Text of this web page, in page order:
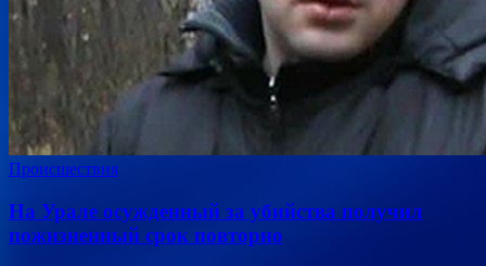
Происшествия
На Урале осужденный за убийства получил
пожизненный срок повторно